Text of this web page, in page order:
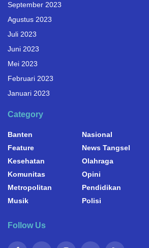
September 2023
Agustus 2023
Juli 2023
Juni 2023
Mei 2023
Februari 2023
Januari 2023
Category
Banten
Feature
Kesehatan
Komunitas
Metropolitan
Musik
Nasional
News Tangsel
Olahraga
Opini
Pendidikan
Polisi
Follow Us